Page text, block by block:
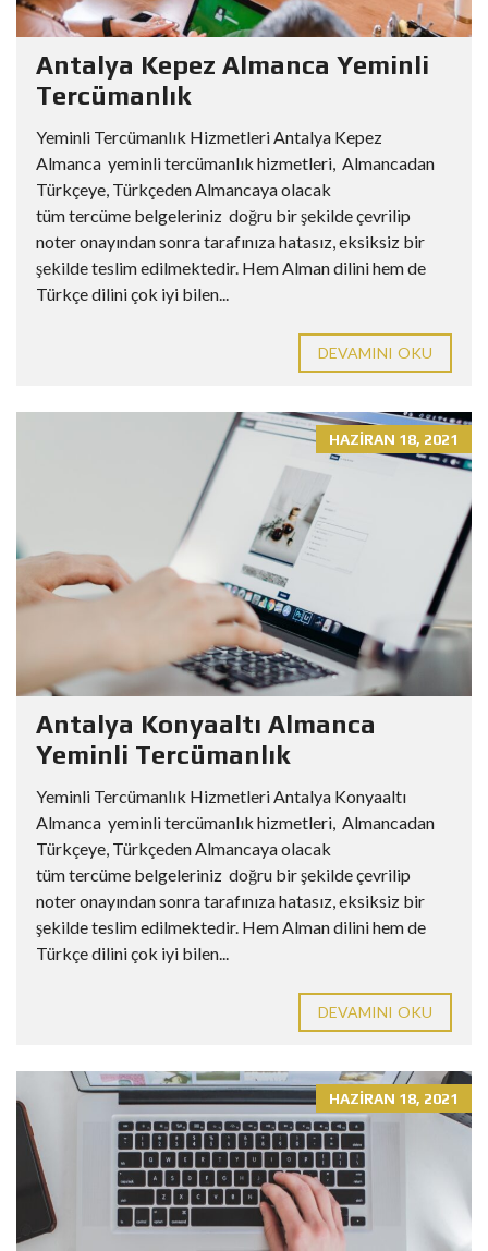
Antalya Kepez Almanca Yeminli
Tercümanlık
Yeminli Tercümanlık Hizmetleri Antalya Kepez
Almanca yeminli tercümanlık hizmetleri, Almancadan
Türkçeye, Türkçeden Almancaya olacak
tüm tercüme belgeleriniz doğru bir şekilde çevrilip
noter onayından sonra tarafınıza hatasız, eksiksiz bir
şekilde teslim edilmektedir. Hem Alman dilini hem de
Türkçe dilini çok iyi bilen...
DEVAMINI OKU
HAZIRAN 18, 2021
Antalya Konyaaltı Almanca
Yeminli Tercümanlık
Yeminli Tercümanlık Hizmetleri Antalya Konyaaltı
Almanca yeminli tercümanlık hizmetleri, Almancadan
Türkçeye, Türkçeden Almancaya olacak
tüm tercüme belgeleriniz doğru bir şekilde çevrilip
noter onayından sonra tarafınıza hatasız, eksiksiz bir
şekilde teslim edilmektedir. Hem Alman dilini hem de
Türkçe dilini çok iyi bilen...
DEVAMINI OKU
HAZIRAN 18, 2021